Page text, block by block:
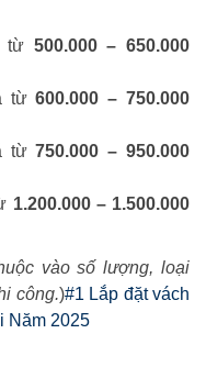
từ 500.000 – 650.000
từ600.000 – 750.000
từ750.000 – 950.000
1.200.000 – 1.500.000
vào số lượng, loại
công.)#1 Lắp đặt vách
Năm 2025